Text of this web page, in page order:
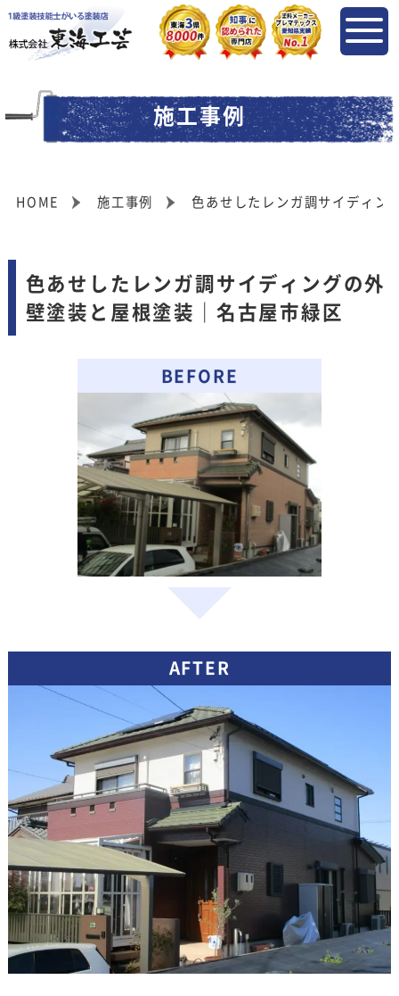
施工事例
HOME 施工事例 色あせしたレンガ調サイディン
色あせしたレンガ調サイディングの外
壁塗装と屋根塗装｜名古屋市緑区
BEFORE
AFTER